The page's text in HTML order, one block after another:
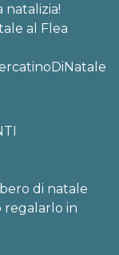
natalizia!
al Flea
di natale
regalarlo in